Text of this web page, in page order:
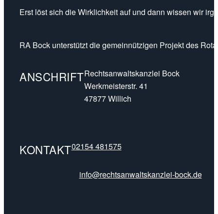
Erst löst sich die Wirklichkeit auf und dann wissen wir
RA Bock unterstützt die gemeinnützigen Projekt des
ANSCHRIFTRechtsanwaltskanzlei Bock
Werkmeisterstr. 41
47877 Willich
KONTAKT02154 481575
info@rechtsanwaltskanzlei-bock.de